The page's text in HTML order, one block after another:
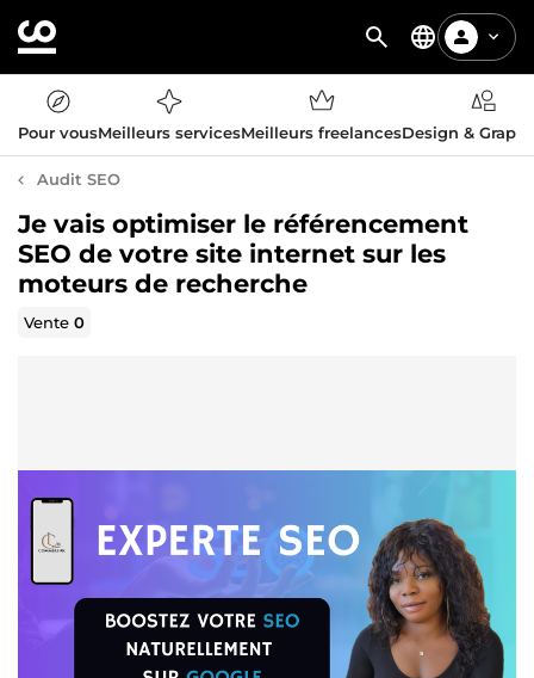
Pour vousMeilleurs servicesMeilleurs freelancesDesign &
Audit SEO
Je vais optimiser le référencement
SEO de votre site internet sur les
moteurs de recherche
Vente0